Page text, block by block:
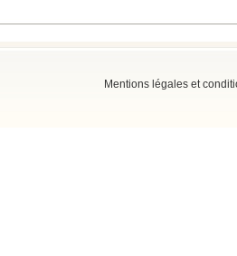
Mentions légales et